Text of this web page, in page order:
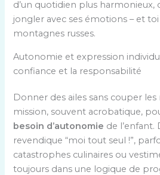
d’un quotidien plus harmonieux,
jongler avec ses émotions – et
montagnes russes.
Autonomie et expression
confiance et la responsabilité
Donner des ailes sans couper les
mission, souvent acrobatique,
besoin d’autonomie de
revendique “moi tout seul !”,
catastrophes culinaires ou
toujours dans une logique de